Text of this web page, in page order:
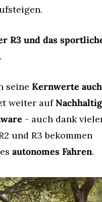
R3 und das
seine Kernwerte
weiter auf
- auch dank
und R3 bekommen
autonomes Fahren.